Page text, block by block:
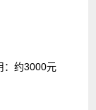
：约3000元